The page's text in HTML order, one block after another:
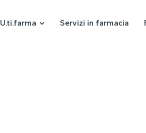
U.ti.farma Servizi in farmacia